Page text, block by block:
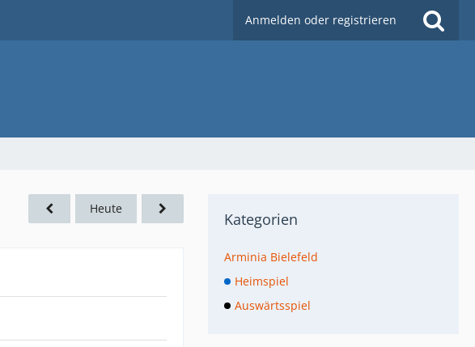
Anmelden oder registrieren
Heute
Kategorien
Arminia Bielefeld
Heimspiel
Auswärtsspiel